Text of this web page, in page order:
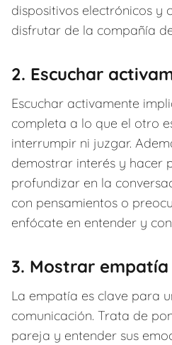
dispositivos electrónicos y
disfrutar de la compañía
2. Escuchar
Escuchar activamente
completa a lo que el otro
interrumpir ni juzgar.
demostrar interés y hacer
profundizar en la
con pensamientos o
enfócate en entender y
3. Mostrar empatía
La empatía es clave para
comunicación. Trata de
pareja y entender sus